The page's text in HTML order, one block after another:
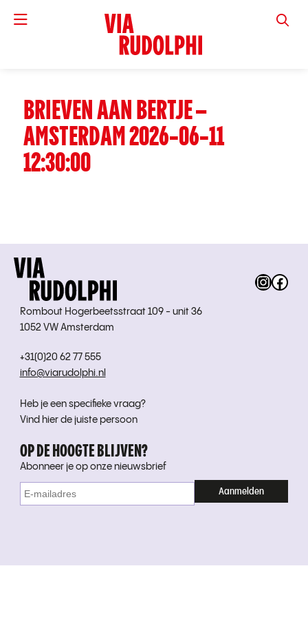
VIA
BRIEVEN AAN BERTJE –
AMSTERDAM 2026-06-11
12:30:00
Rombout Hogerbeetsstraat 109 - unit 36
1052 VW Amsterdam
+31(0)20 62 77 555
info@viarudolphi.nl
Heb je een specifieke vraag?
Vind hier de juiste persoon
OP DE HOOGTE BLIJVEN?
Abonneer je op onze nieuwsbrief